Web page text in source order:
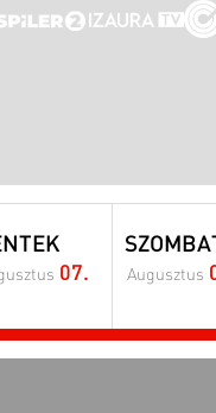
07. Augusztus